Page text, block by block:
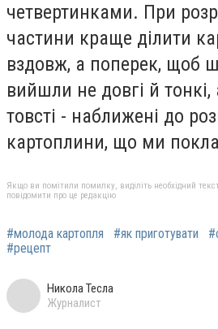
четвертинками. При
частини краще ділити
вздовж, а поперек, щоб
вийшли не довгі й тонкі,
товсті - наближені до
картоплини, що ми
Якщо ви помітили помилку, виділіть необхідний
повідомити про це редакцію
#молода картопля #як приготувати
#рецепт
Никола Тесла
Журналист